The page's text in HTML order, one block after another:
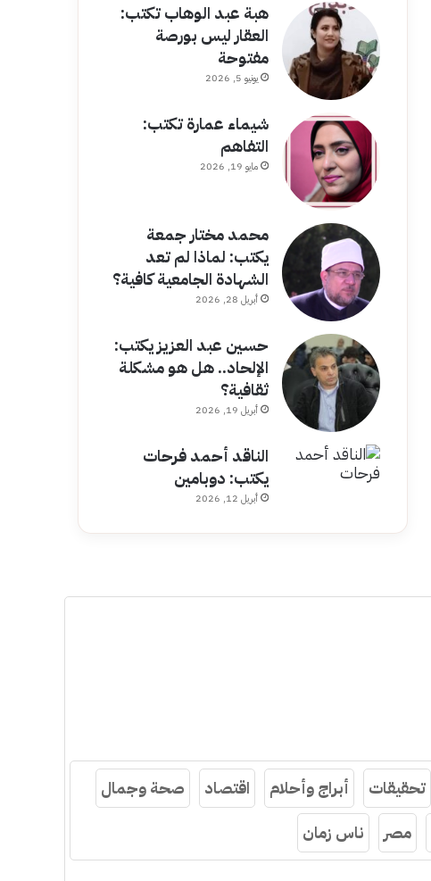
هبة عبد الوهاب تكتب:
العقار ليس بورصة
مفتوحة
يونيو 5, 2026
شيماء عمارة تكتب:
التفاهم
مايو 19, 2026
محمد مختار جمعة
يكتب: لماذا لم تعد
الشهادة الجامعية كافية؟
أبريل 28, 2026
حسين عبد العزيز يكتب:
الإلحاد.. هل هو مشكلة
ثقافية؟
أبريل 19, 2026
الناقد أحمد فرحات
يكتب: دوبامين
أبريل 12, 2026
تحقيقات أبراج وأحلام اقتصاد
صحة وجمال
مصر
ناس زمان